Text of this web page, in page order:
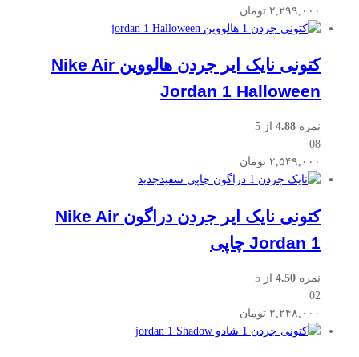
۲,۲۹۹,۰۰۰ تومان
کتونی نایک ایر جردن هالووین Nike Air
Jordan 1 Halloween
نمره 4.88 از 5
08
۲,۵۴۹,۰۰۰ تومان
جدید
کتونی نایک ایر جردن دراگون Nike Air
Jordan 1 چاپی
نمره 4.50 از 5
02
۲,۲۴۸,۰۰۰ تومان